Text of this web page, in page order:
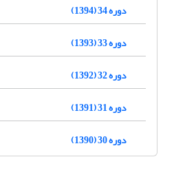
دوره 34 (1394)
دوره 33 (1393)
دوره 32 (1392)
دوره 31 (1391)
دوره 30 (1390)